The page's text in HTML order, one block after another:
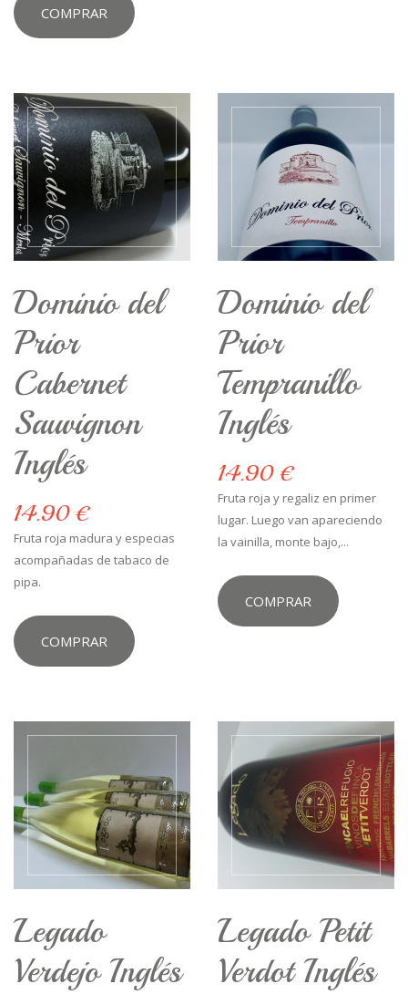
COMPRAR
Dominio del
Prior
Cabernet
Sauvignon
Inglés
14.90 €
Fruta roja madura y especias
acompañadas de tabaco de
pipa.
COMPRAR
Dominio del
Prior
Tempranillo
Inglés
14.90 €
Fruta roja y regaliz en primer
lugar. Luego van apareciendo
la vainilla, monte bajo,...
COMPRAR
Legado
Verdejo Inglés
Legado Petit
Verdot Inglés